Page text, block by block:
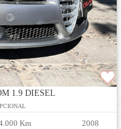
1.9 DIESEL
Km 2008